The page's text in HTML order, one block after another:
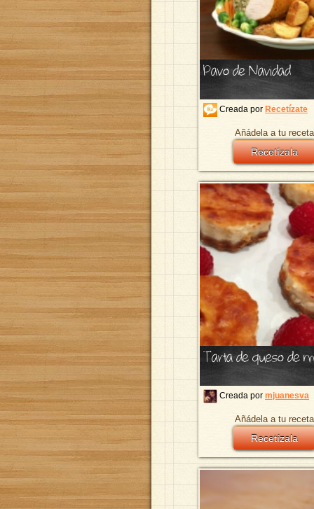
Pavo de Navidad
Creada por Recetízate
Añádela a tu
Recetízala
Tarta de queso de
Creada por mjuanesva
Añádela a tu
Recetízala